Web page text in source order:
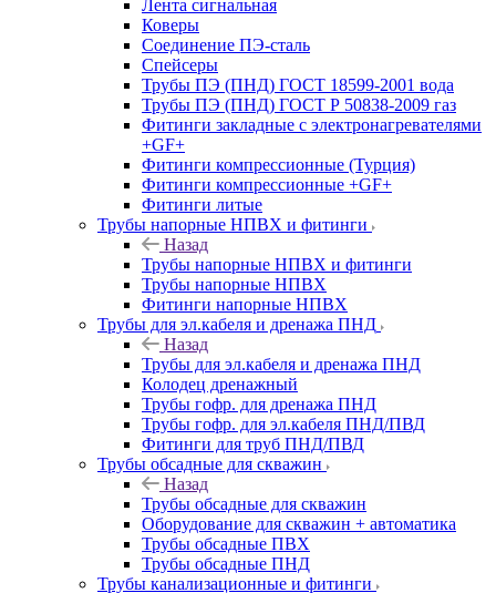
Лента сигнальная
Коверы
Соединение ПЭ-сталь
Спейсеры
Трубы ПЭ (ПНД) ГОСТ 18599-2001 вода
Трубы ПЭ (ПНД) ГОСТ Р 50838-2009 газ
Фитинги закладные с электронагревателями
+GF+
Фитинги компрессионные (Турция)
Фитинги компрессионные +GF+
Фитинги литые
Трубы напорные НПВХ и фитинги
Назад
Трубы напорные НПВХ и фитинги
Трубы напорные НПВХ
Фитинги напорные НПВХ
Трубы для эл.кабеля и дренажа ПНД
Назад
Трубы для эл.кабеля и дренажа ПНД
Колодец дренажный
Трубы гофр. для дренажа ПНД
Трубы гофр. для эл.кабеля ПНД/ПВД
Фитинги для труб ПНД/ПВД
Трубы обсадные для скважин
Назад
Трубы обсадные для скважин
Оборудование для скважин + автоматика
Трубы обсадные ПВХ
Трубы обсадные ПНД
Трубы канализационные и фитинги